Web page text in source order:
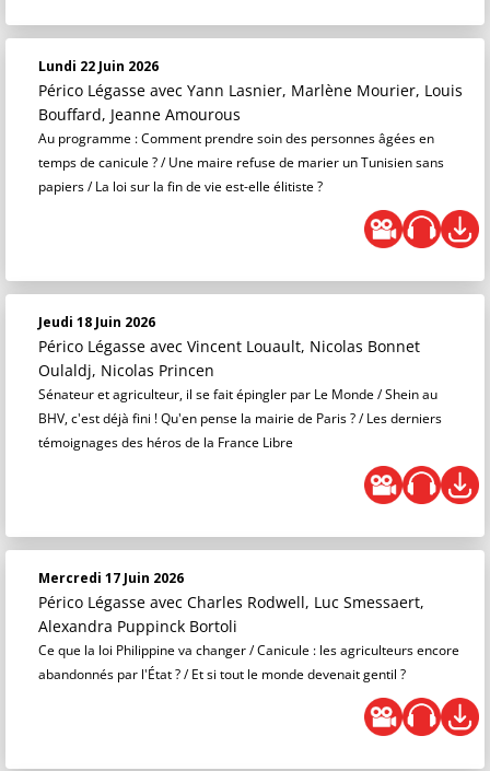
Lundi 22 Juin 2026
Périco Légasse avec Yann Lasnier, Marlène Mourier, Louis
Bouffard, Jeanne Amourous
Au programme : Comment prendre soin des personnes âgées en
temps de canicule ? / Une maire refuse de marier un Tunisien sans
papiers / La loi sur la fin de vie est-elle élitiste ?
Jeudi 18 Juin 2026
Périco Légasse avec Vincent Louault, Nicolas Bonnet
Oulaldj, Nicolas Princen
Sénateur et agriculteur, il se fait épingler par Le Monde / Shein au
BHV, c'est déjà fini ! Qu'en pense la mairie de Paris ? / Les derniers
témoignages des héros de la France Libre
Mercredi 17 Juin 2026
Périco Légasse avec Charles Rodwell, Luc Smessaert,
Alexandra Puppinck Bortoli
Ce que la loi Philippine va changer / Canicule : les agriculteurs encore
abandonnés par l'État ? / Et si tout le monde devenait gentil ?